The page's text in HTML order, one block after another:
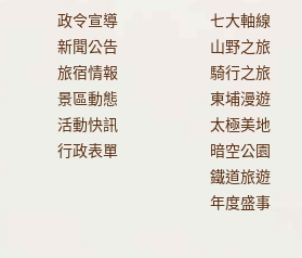
政令宣導
新聞公告
旅宿情報
景區動態
活動快訊
行政表單
七大軸線
山野之旅
騎行之旅
東埔漫遊
太極美地
暗空公園
鐵道旅遊
年度盛事